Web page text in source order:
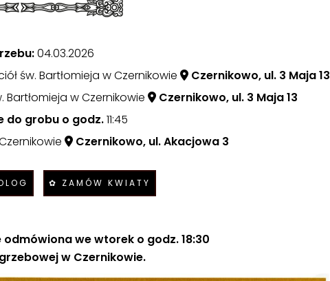
04.03.2026
św. Bartłomieja w Czernikowie
Czernikowo, ul. 3 Maja 13
Bartłomieja w Czernikowie
Czernikowo, ul. 3 Maja 13
do grobu o godz.11:45
Czernikowo, ul. Akacjowa 3
✿ ZAMÓW KWIATY
we wtorek o godz. 18:30
w Czernikowie.